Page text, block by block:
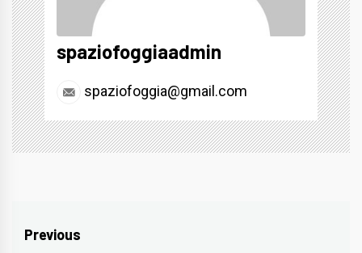
spaziofoggiaadmin
spaziofoggia@gmail.com
Navigazione
Previous